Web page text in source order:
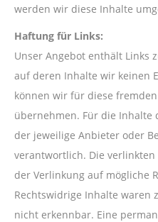
werden wir diese Inhalte
Haftung für Links:
Unser Angebot enthält Links
auf deren Inhalte wir keinen
können wir für diese
übernehmen. Für die Inhalte
der jeweilige Anbieter oder
verantwortlich. Die
der Verlinkung auf mögliche
Rechtswidrige Inhalte waren
nicht erkennbar. Eine